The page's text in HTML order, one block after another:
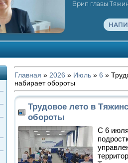
Врип главы
Главная » 2026 » Июль » 6 »
набирает обороты
Трудовое лето в
обороты
С 6